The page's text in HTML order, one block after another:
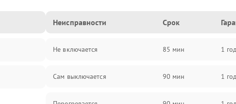
Неисправности Срок
Не включается 85 мин 1
Сам выключается 90 мин 1